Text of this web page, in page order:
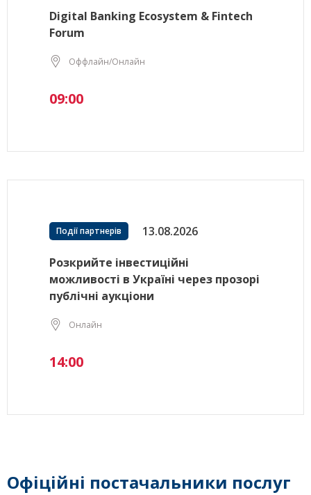
Digital Banking Ecosystem & Fintech
Forum
Оффлайн/Онлайн
09:00
Події партнерів 13.08.2026
Розкрийте інвестиційні
можливості в Україні через прозорі
публічні аукціони
Онлайн
14:00
Офіційні постачальники послуг